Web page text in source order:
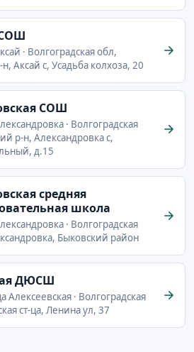
· Волгоградская обл,
Аксай с, Усадьба колхоза, 20
СОШ
· Волгоградская
р-н, Александровка с,
д.15
средняя
школа
· Волгоградская
Быковский район
ДЮСШ
Алексеевская · Волгоградская
ст-ца, Ленина ул, 37